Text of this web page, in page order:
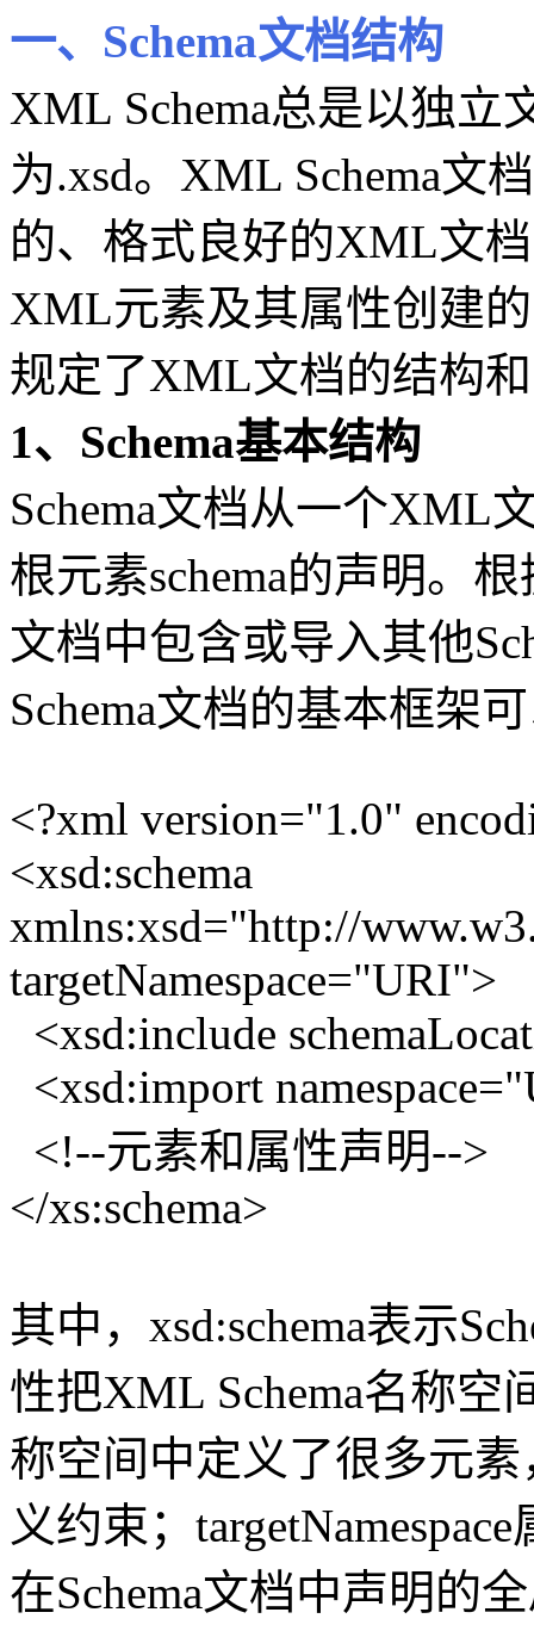
一、Schema文档结构
XML Schema总是以独
为.xsd。XML Schema文
的、格式良好的XML文
XML元素及其属性创建
规定了XML文档的结构
1、Schema基本结构
Schema文档从一个XML
根元素schema的声明。
文档中包含或导入其他
Schema文档的基本框架
<?xml version="1.0"
<xsd:schema
xmlns:xsd="http://
targetNamespace="URI">
<xsd:include
<xsd:import
<!--元素和属性声明-->
</xs:schema>
其中，xsd:schema表示
性把XML Schema名称空
称空间中定义了很多元
义约束；
在Schema文档中声明的